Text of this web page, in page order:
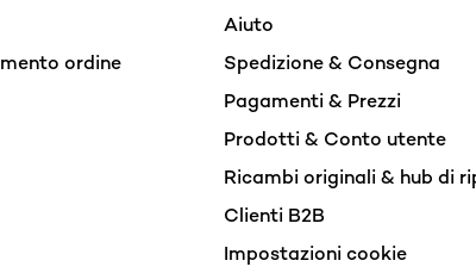
ordine
Aiuto
Spedizione & Consegna
Pagamenti & Prezzi
Prodotti & Conto utente
Ricambi originali & hub di
Clienti B2B
Impostazioni cookie